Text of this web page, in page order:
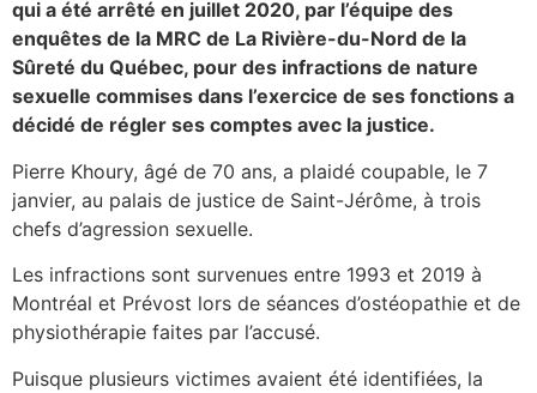
qui a été arrêté en juillet 2020, par l’équipe des
enquêtes de la MRC de La Rivière-du-Nord de la
Sûreté du Québec, pour des infractions de nature
sexuelle commises dans l’exercice de ses fonctions a
décidé de régler ses comptes avec la justice.
Pierre Khoury, âgé de 70 ans, a plaidé coupable, le 7
janvier, au palais de justice de Saint-Jérôme, à trois
chefs d’agression sexuelle.
Les infractions sont survenues entre 1993 et 2019 à
Montréal et Prévost lors de séances d’ostéopathie et de
physiothérapie faites par l’accusé.
Puisque plusieurs victimes avaient été identifiées, la